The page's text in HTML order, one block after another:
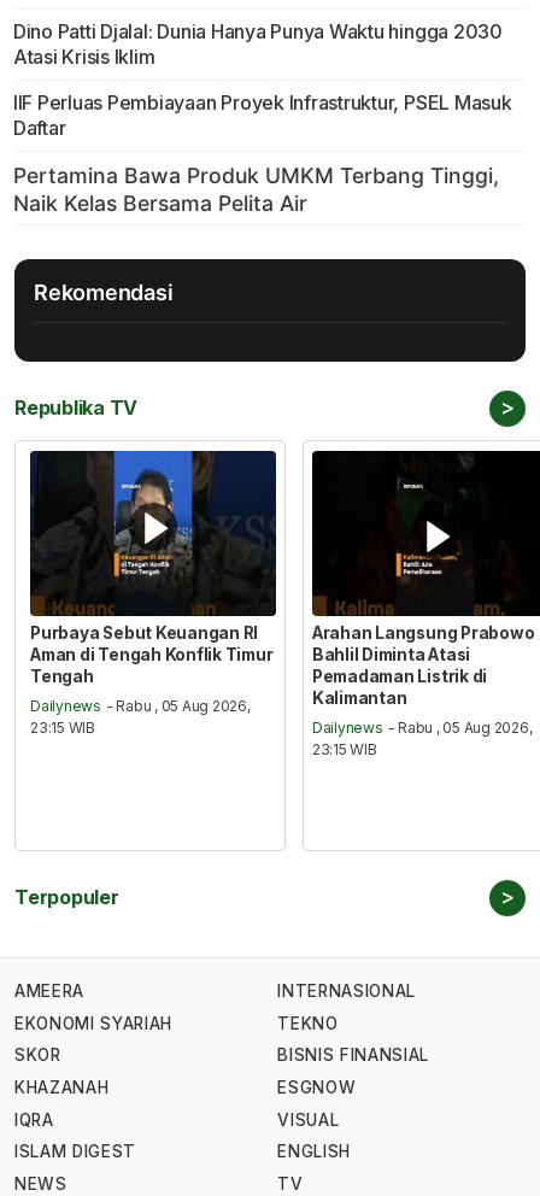
Dino Patti Djalal: Dunia Hanya Punya Waktu hingga 2030
Atasi Krisis Iklim
IIF Perluas Pembiayaan Proyek Infrastruktur, PSEL Masuk
Daftar
Rekomendasi
Republika TV >
Purbaya Sebut Keuangan RI
Aman di Tengah Konflik Timur
Tengah
Dailynews - Rabu , 05 Aug 2026,
23:15 WIB
Arahan Langsung Prabowo
Bahlil Diminta Atasi
Pemadaman Listrik di
Kalimantan
Dailynews - Rabu , 05 Aug 2026,
23:15 WIB
Terpopuler >
AMEERA
EKONOMI SYARIAH
SKOR
KHAZANAH
IQRA
ISLAM DIGEST
NEWS
INTERNASIONAL
TEKNO
BISNIS FINANSIAL
ESGNOW
VISUAL
ENGLISH
TV